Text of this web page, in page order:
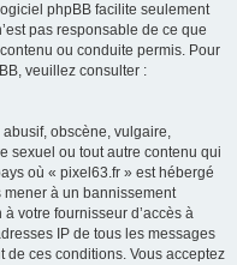
phpBB facilite seulement
pas responsable de ce que
ou conduite permis. Pour
veuillez consulter :
obscène, vulgaire,
sexuel ou tout autre contenu qui
où « pixel63.fr » est hébergé
à un bannissement
votre fournisseur d’accès à
IP de tous les messages
ces conditions. Vous acceptez